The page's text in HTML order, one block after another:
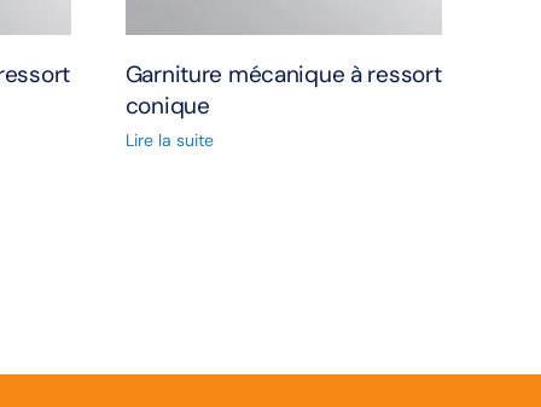
Garniture mécanique à ressort
conique
Lire la suite